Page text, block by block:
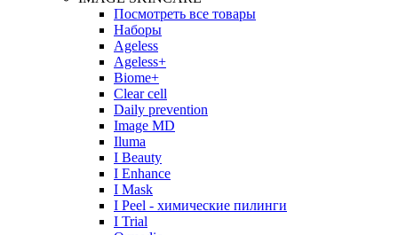
Посмотреть все товары
Наборы
Ageless
Ageless+
Biome+
Clear cell
Daily prevention
Image MD
Iluma
I Beauty
I Enhance
I Mask
I Peel - химические пилинги
I Trial